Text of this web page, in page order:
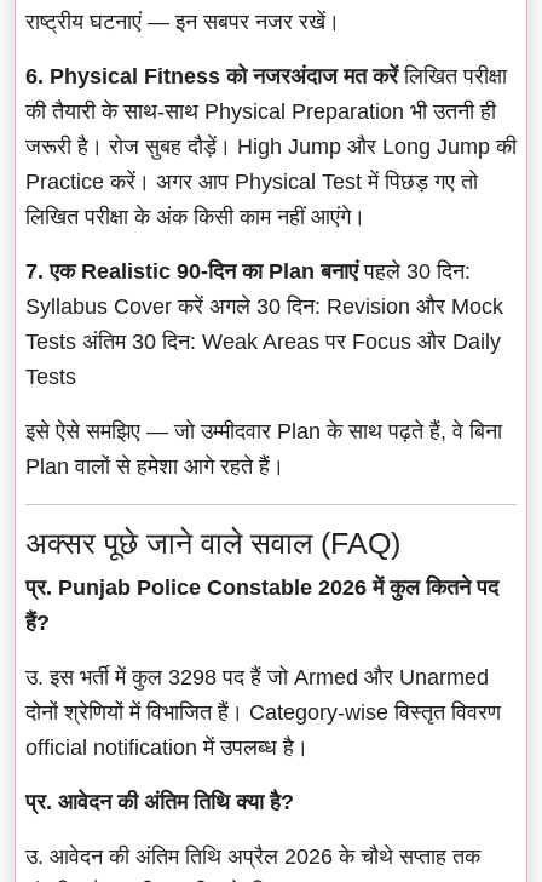
राष्ट्रीय घटनाएं — इन सबपर नजर रखें।
6. Physical Fitness को नजरअंदाज मत करेंलिखित परीक्षा
की तैयारी के साथ-साथ Physical Preparation भी उतनी ही
जरूरी है। रोज सुबह दौड़ें। High Jump और Long Jump की
Practice करें। अगर आप Physical Test में पिछड़ गए तो
लिखित परीक्षा के अंक किसी काम नहीं आएंगे।
7. एक Realistic 90-दिन का Plan बनाएंपहले 30 दिन:
Syllabus Cover करें अगले 30 दिन: Revision और Mock
Tests अंतिम 30 दिन: Weak Areas पर Focus और Daily
Tests
इसे ऐसे समझिए — जो उम्मीदवार Plan के साथ पढ़ते हैं, वे बिना
Plan वालों से हमेशा आगे रहते हैं।
अक्सर पूछे जाने वाले सवाल (FAQ)
प्र. Punjab Police Constable 2026 में कुल कितने पद
हैं?
उ. इस भर्ती में कुल 3298 पद हैं जो Armed और Unarmed
दोनों श्रेणियों में विभाजित हैं। Category-wise विस्तृत विवरण
official notification में उपलब्ध है।
प्र. आवेदन की अंतिम तिथि क्या है?
उ. आवेदन की अंतिम तिथि अप्रैल 2026 के चौथे सप्ताह तक